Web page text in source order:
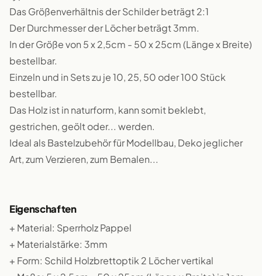
Das Größenverhältnis der Schilder beträgt 2:1
Der Durchmesser der Löcher beträgt 3mm.
In der Größe von 5 x 2,5cm - 50 x 25cm (Länge x Breite)
bestellbar.
Einzeln und in Sets zu je 10, 25, 50 oder 100 Stück
bestellbar.
Das Holz ist in naturform, kann somit beklebt,
gestrichen, geölt oder... werden.
Ideal als Bastelzubehör für Modellbau, Deko jeglicher
Art, zum Verzieren, zum Bemalen...
Eigenschaften
+ Material: Sperrholz Pappel
+ Materialstärke: 3mm
+ Form: Schild Holzbrettoptik 2 Löcher vertikal